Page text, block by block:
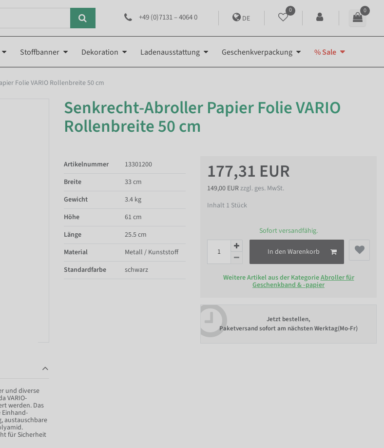
+49 (0)7131 – 4064 0 DE
0 0
Stoffbanner Dekoration Ladenausstattung Geschenkverpackung % Sale
Folie VARIO Rollenbreite 50 cm
Senkrecht-Abroller Papier Folie VARIO
Rollenbreite 50 cm
177,31 EUR
149,00 EURzzgl. ges. MwSt.
Inhalt 1 Stück
Sofort versandfähig.
In den Warenkorb
Weitere Artikel aus der KategorieAbroller für
Geschenkband & -papier
Jetzt bestellen,
Paketversand sofort am nächsten Werktag(Mo-Fr)
Artikelnummer
13301200
Breite
33 cm
Gewicht
3.4 kg
Höhe
61 cm
Länge
25.5 cm
Material
Metall / Kunststoff
Standardfarbe
schwarz
und diverse
VARIO-
werden. Das
Einhand-
austauschbare
für Sicherheit